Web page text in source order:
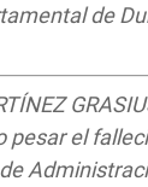
de
el